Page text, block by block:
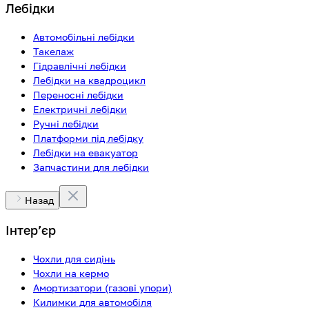
Лебідки
Автомобільні лебідки
Такелаж
Гідравлічні лебідки
Лебідки на квадроцикл
Переносні лебідки
Електричні лебідки
Ручні лебідки
Платформи під лебідку
Лебідки на евакуатор
Запчастини для лебідки
Назад
Інтерʼєр
Чохли для сидінь
Чохли на кермо
Амортизатори (газові упори)
Килимки для автомобіля